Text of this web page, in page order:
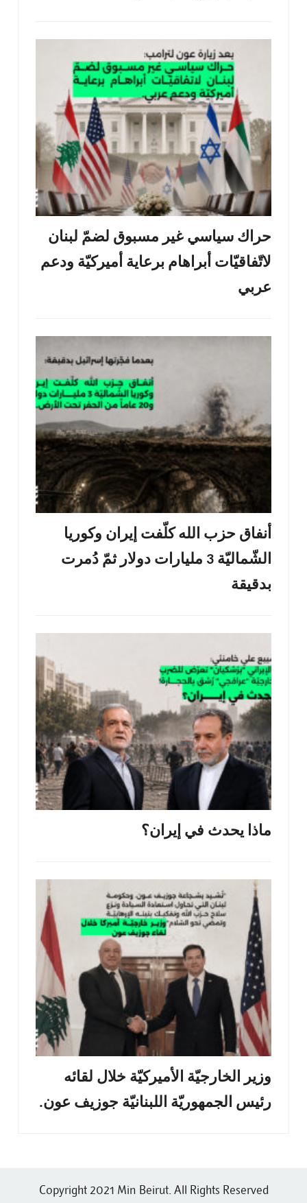
حراك سياسي غير مسبوق لضمّ لبنان
لاتّفاقيّات أبراهام برعاية أميركيّة ودعم
عربي
أنفاق حزب الله كلّفت إيران وكوريا
الشّماليّة 3 مليارات دولار ثمّ دُمرت
بدقيقة
ماذا يحدث في إيران؟
وزير الخارجيّة الأميركيّة خلال لقائه
رئيس الجمهوريّة اللبنانيّة جوزيف عون.
Copyright 2021 Min Beirut. All Rights Reserved